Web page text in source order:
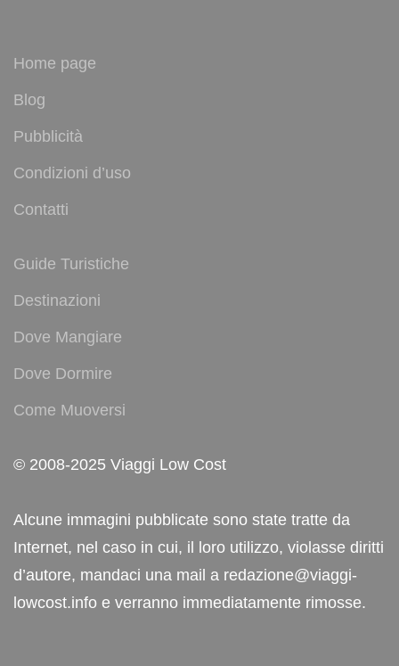
Home page
Blog
Pubblicità
Condizioni d’uso
Contatti
Guide Turistiche
Destinazioni
Dove Mangiare
Dove Dormire
Come Muoversi
© 2008-2025 Viaggi Low Cost
Alcune immagini pubblicate sono state tratte da
Internet, nel caso in cui, il loro utilizzo, violasse diritti
d’autore, mandaci una mail a redazione@viaggi-
lowcost.info e verranno immediatamente rimosse.